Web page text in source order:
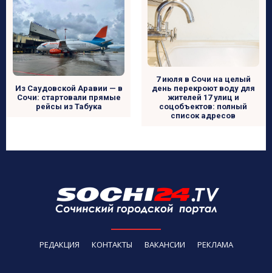
Из Саудовской Аравии — в
Сочи: стартовали прямые
рейсы из Табука
7 июля в Сочи на целый
день перекроют воду для
жителей 17 улиц и
соцобъектов: полный
список адресов
РЕДАКЦИЯ КОНТАКТЫ ВАКАНСИИ РЕКЛАМА